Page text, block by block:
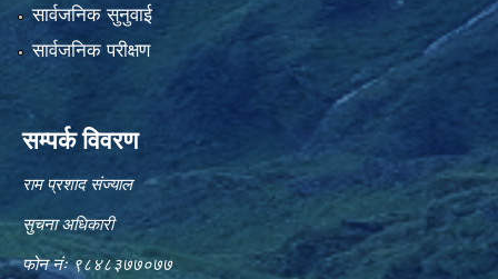
सार्वजनिक सुनुवाई
सार्वजनिक परीक्षण
सम्पर्क विवरण
राम प्रशाद संज्याल
सुचना अधिकारी
फोन नंः ९८४८३७७०७७